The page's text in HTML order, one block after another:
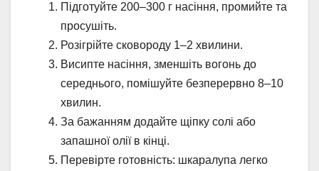
Підготуйте 200–300 г насіння, промийте та
просушіть.
Розігрійте сковороду 1–2 хвилини.
Висипте насіння, зменшіть вогонь до
середнього, помішуйте безперервно 8–10
хвилин.
За бажанням додайте щіпку солі або
запашної олії в кінці.
Перевірте готовність: шкаралупа легко